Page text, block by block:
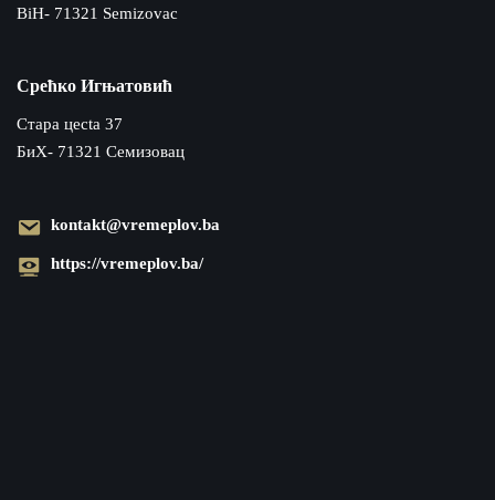
BiH- 71321 Semizovac
Срећко Игњатовић
Cтара цecta 37
БиХ- 71321 Семизовац
kontakt@vremeplov.ba
https://vremeplov.ba/